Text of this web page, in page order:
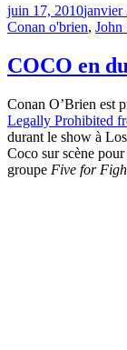
Publié
le
juin 17, 2010janvier
Conan o'brien, John
COCO en
Conan O’Brien est
Legally Prohibited
durant le show à
Coco sur scène
groupe Five for